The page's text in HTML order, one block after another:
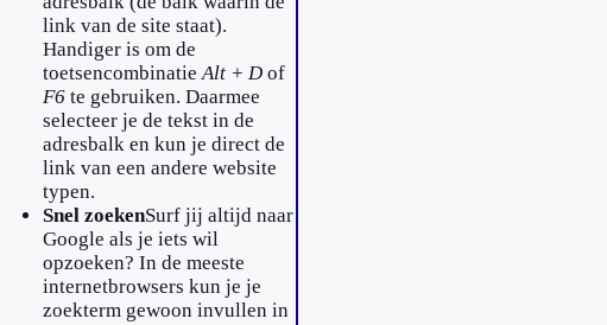
link van de site staat).
Handiger is om de
toetsencombinatieAlt + D of
F6 te gebruiken. Daarmee
selecteer je de tekst in de
adresbalk en kun je direct de
link van een andere website
typen.
Snel zoekenSurf jij altijd naar
Google als je iets wil
opzoeken? In de meeste
internetbrowsers kun je je
zoekterm gewoon invullen in